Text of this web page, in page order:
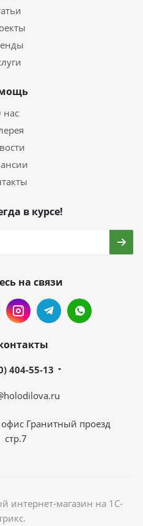
нас
в курсе!
на связи
404-55-13
офис Гранитный проезд
стр.7
интернет-магазин на 1С-